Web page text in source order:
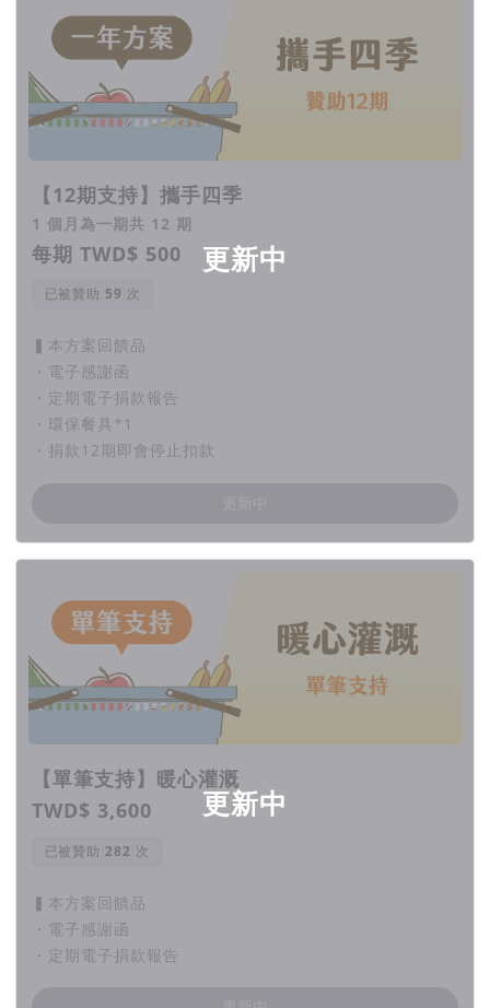
更新中
【12期支持】攜手四季
1 個月為一期共 12 期
每期 TWD$ 500
已被贊助 次
▍本方案回饋品
・電子感謝函
・定期電子捐款報告
・環保餐具*1
・捐款12期即會停止扣款
更新中
【單筆支持】暖心灌溉
TWD$ 3,600
已被贊助 次
▍本方案回饋品
・電子感謝函
・定期電子捐款報告